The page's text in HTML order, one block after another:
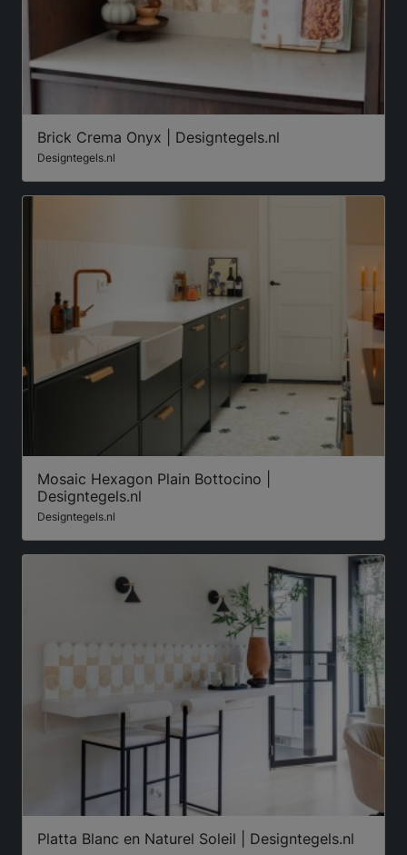
Brick Crema Onyx | Designtegels.nl
Designtegels.nl
Mosaic Hexagon Plain Bottocino |
Designtegels.nl
Designtegels.nl
Platta Blanc en Naturel Soleil | Designtegels.nl